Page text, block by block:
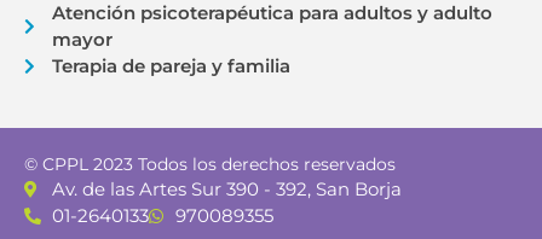
Atención psicoterapéutica para adultos y adulto
mayor
Terapia de pareja y familia
© CPPL 2023 Todos los derechos reservados
Av. de las Artes Sur 390 - 392, San Borja
01-2640133
970089355